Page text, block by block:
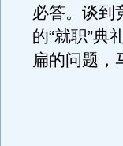
必答。谈到
的“就职”典
扁的问题，